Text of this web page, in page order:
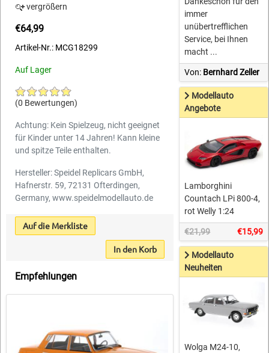
vergrößern
€64,99
Artikel-Nr.: MCG18299
Auf Lager
(0 Bewertungen)
Achtung: Kein Spielzeug, nicht geeignet
für Kinder unter 14 Jahren! Kann kleine
und spitze Teile enthalten.
Hersteller: Speidel Replicars GmbH,
Hafnerstr. 59, 72131 Ofterdingen,
Germany, www.speidelmodellauto.de
Auf die Merkliste
In den Korb
Empfehlungen
immer
unübertrefflichen
Service, bei Ihnen
macht ...
Von: Bernhard Zeller
Modellauto
Angebote
Lamborghini
Countach LPi 800-4,
rot Welly 1:24
€21,99 €15,99
Modellauto
Neuheiten
Wolga M24-10,